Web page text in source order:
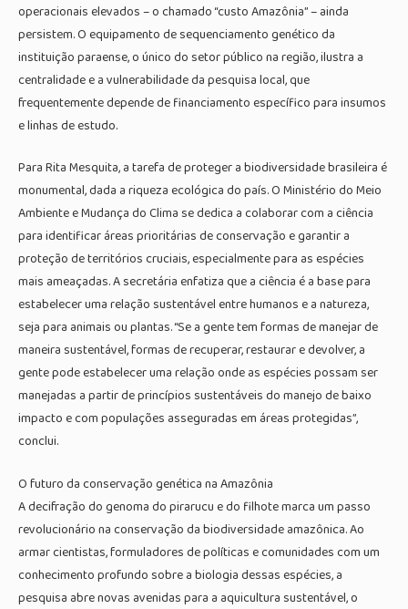
operacionais elevados – o chamado “custo Amazônia” – ainda
persistem. O equipamento de sequenciamento genético da
instituição paraense, o único do setor público na região, ilustra a
centralidade e a vulnerabilidade da pesquisa local, que
frequentemente depende de financiamento específico para insumos
e linhas de estudo.
Para Rita Mesquita, a tarefa de proteger a biodiversidade brasileira é
monumental, dada a riqueza ecológica do país. O Ministério do Meio
Ambiente e Mudança do Clima se dedica a colaborar com a ciência
para identificar áreas prioritárias de conservação e garantir a
proteção de territórios cruciais, especialmente para as espécies
mais ameaçadas. A secretária enfatiza que a ciência é a base para
estabelecer uma relação sustentável entre humanos e a natureza,
seja para animais ou plantas. “Se a gente tem formas de manejar de
maneira sustentável, formas de recuperar, restaurar e devolver, a
gente pode estabelecer uma relação onde as espécies possam ser
manejadas a partir de princípios sustentáveis do manejo de baixo
impacto e com populações asseguradas em áreas protegidas”,
conclui.
O futuro da conservação genética na Amazônia
A decifração do genoma do pirarucu e do filhote marca um passo
revolucionário na conservação da biodiversidade amazônica. Ao
armar cientistas, formuladores de políticas e comunidades com um
conhecimento profundo sobre a biologia dessas espécies, a
pesquisa abre novas avenidas para a aquicultura sustentável, o